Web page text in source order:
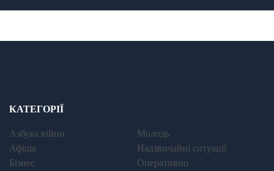
КАТЕГОРІЇ
Азбука війни
Афіша
Бізнес
Молодь
Надзвичайні ситуації
Оперативно